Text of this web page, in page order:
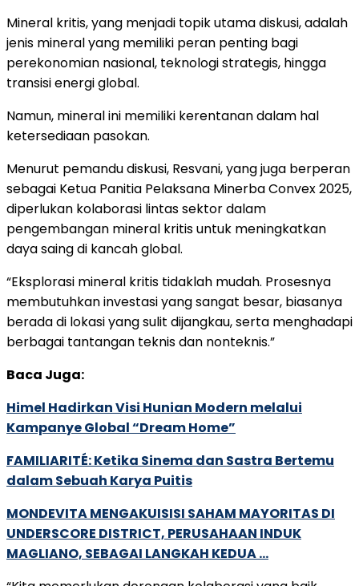
Mineral kritis, yang menjadi topik utama diskusi, adalah
jenis mineral yang memiliki peran penting bagi
perekonomian nasional, teknologi strategis, hingga
transisi energi global.
Namun, mineral ini memiliki kerentanan dalam hal
ketersediaan pasokan.
Menurut pemandu diskusi, Resvani, yang juga berperan
sebagai Ketua Panitia Pelaksana Minerba Convex 2025,
diperlukan kolaborasi lintas sektor dalam
pengembangan mineral kritis untuk meningkatkan
daya saing di kancah global.
“Eksplorasi mineral kritis tidaklah mudah. Prosesnya
membutuhkan investasi yang sangat besar, biasanya
berada di lokasi yang sulit dijangkau, serta menghadapi
berbagai tantangan teknis dan nonteknis.”
Baca Juga:
Himel Hadirkan Visi Hunian Modern melalui
Kampanye Global “Dream Home”
FAMILIARITÉ: Ketika Sinema dan Sastra Bertemu
dalam Sebuah Karya Puitis
MONDEVITA MENGAKUISISI SAHAM MAYORITAS DI
UNDERSCORE DISTRICT, PERUSAHAAN INDUK
MAGLIANO, SEBAGAI LANGKAH KEDUA …